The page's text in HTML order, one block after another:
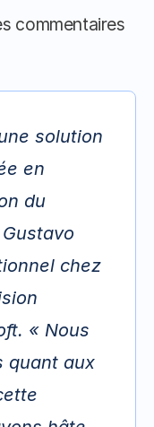
commentaires
solution
en
du
chez
« Nous
quant aux